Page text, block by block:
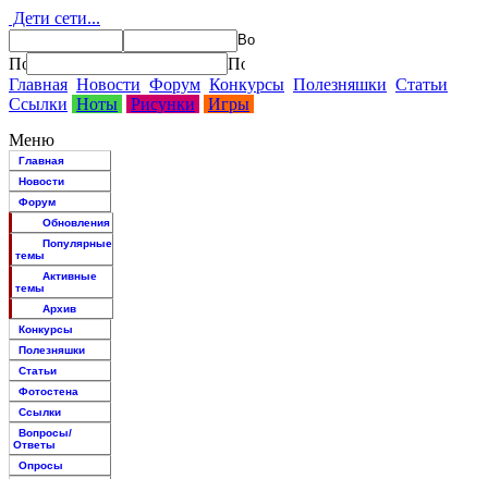
Дети сети...
Главная Новости Форум Конкурсы Полезняшки Статьи
Ссылки Ноты Рисунки
Игры
Меню
Главная
Новости
Форум
Обновления
Популярные
темы
Активные
темы
Архив
Конкурсы
Полезняшки
Статьи
Фотостена
Ссылки
Вопросы/
Ответы
Опросы